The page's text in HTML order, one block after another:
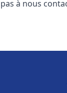
pas à nous